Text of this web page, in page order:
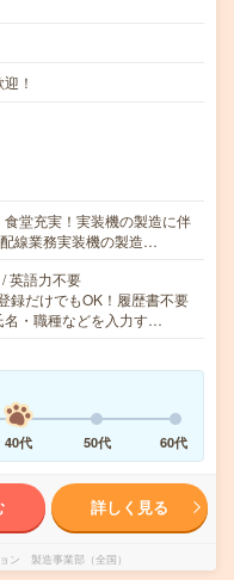
！
堂充実！実装機の製造に伴
線業務実装機の製造…
英語力不要
録だけでもOK！履歴書不要
・職種などを入力す…
40代 50代 60代
詳しく見る
ン 製造事業部（全国）